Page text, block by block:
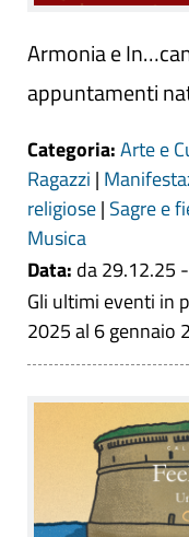
Armonia e
appuntamenti
Categoria:Arte e
Ragazzi |
religiose| Sagre e
Musica
Data: da 29.12.25
Gli ultimi eventi in
2025 al 6 gennaio